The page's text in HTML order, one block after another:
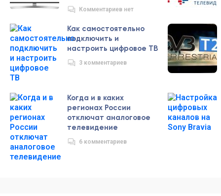
Комментариев нет
Как самостоятельно
подключить и
настроить цифровое ТВ
3 комментариев
Когда и в каких
регионах России
отключат аналоговое
телевидение
6 комментариев